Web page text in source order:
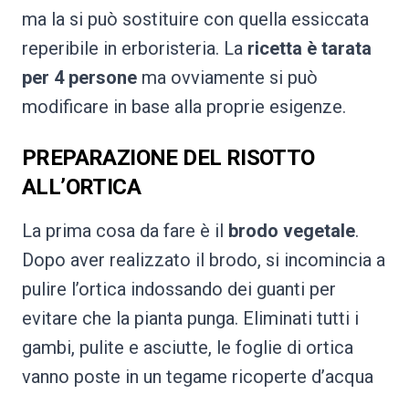
ma la si può sostituire con quella essiccata
reperibile in erboristeria. La ricetta è tarata
per 4 persone ma ovviamente si può
modificare in base alla proprie esigenze.
PREPARAZIONE DEL RISOTTO
ALL’ORTICA
La prima cosa da fare è il brodo vegetale.
Dopo aver realizzato il brodo, si incomincia a
pulire l’ortica indossando dei guanti per
evitare che la pianta punga. Eliminati tutti i
gambi, pulite e asciutte, le foglie di ortica
vanno poste in un tegame ricoperte d’acqua